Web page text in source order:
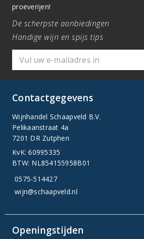
proeverijen!
De scherpste aanbiedingen
Handige wijn en spijs tips
Contactgegevens
Wijnhandel Schaapveld B.V.
Pelikaanstraat 4a
7201 DR Zutphen
KvK: 60995335
BTW: NL854155958B01
0575-514427
wijn@schaapveld.nl
Openingstijden